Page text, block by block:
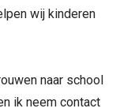
wij kinderen
naar school
ik neem contact